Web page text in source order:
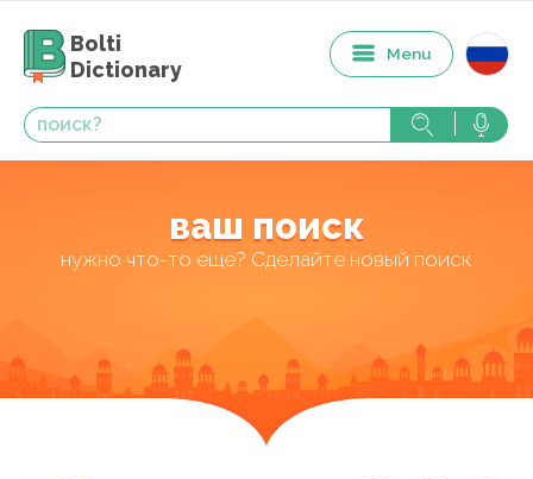
Bolti
Dictionary
Menu
ваш поиск
нужно что-то еще? Сделайте новый поиск